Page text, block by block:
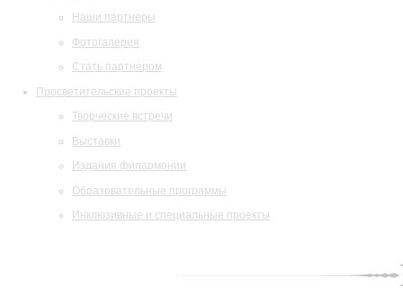
Наши партнеры
Фотогалерея
Стать партнером
Просветительские проекты
Творческие встречи
Выставки
Издания филармонии
Образовательные программы
Инклюзивные и специальные проекты